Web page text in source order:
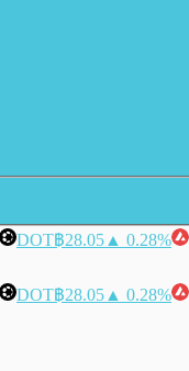
DOT฿28.05 ▲ 0.28%
DOT฿28.05 ▲ 0.28%